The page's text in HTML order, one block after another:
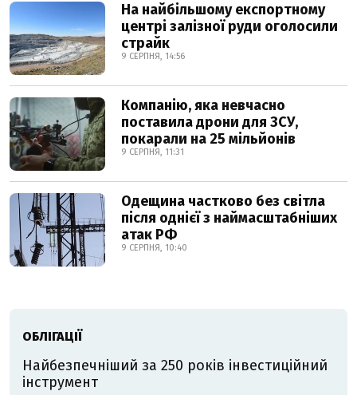
На найбільшому експортному
центрі залізної руди оголосили
страйк
9 СЕРПНЯ, 14:56
Компанію, яка невчасно
поставила дрони для ЗСУ,
покарали на 25 мільйонів
9 СЕРПНЯ, 11:31
Одещина частково без світла
після однієї з наймасштабніших
атак РФ
9 СЕРПНЯ, 10:40
ОБЛІГАЦІЇ
Найбезпечніший за 250 років інвестиційний
інструмент